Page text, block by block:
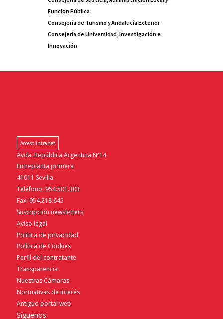
Función Pública
Consejería de Turismo y Andalucía Exterior
Consejería de Universidad, Investigación e
Innovación
Acceso intranet
Avda. República Argentina Nº14
Entreplanta primera
41011 Sevilla.
Teléfono: 954.501.303
Fax: 954.218.645
Suscripción newsletters
Aviso legal
Política de privacidad
Política de Cookies
Perfil del contratante
Transparencia
Nuestras Cámaras
Normativas de interés
Antiguo portal web
Síguenos: